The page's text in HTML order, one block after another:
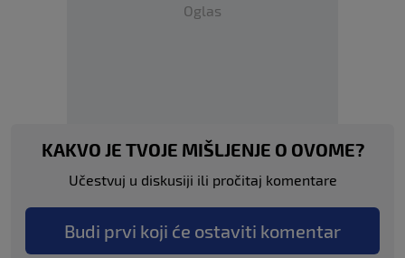
Oglas
KAKVO JE TVOJE MIŠLJENJE O OVOME?
Učestvuj u diskusiji ili pročitaj komentare
Budi prvi koji će ostaviti komentar